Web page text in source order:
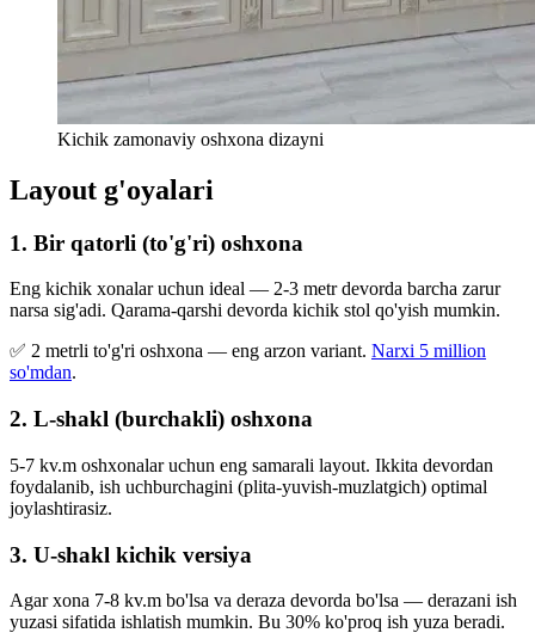
Kichik zamonaviy oshxona dizayni
Layout g'oyalari
1. Bir qatorli (to'g'ri) oshxona
Eng kichik xonalar uchun ideal — 2-3 metr devorda barcha zarur
narsa sig'adi. Qarama-qarshi devorda kichik stol qo'yish mumkin.
✅ 2 metrli to'g'ri oshxona — eng arzon variant. Narxi 5 million
so'mdan.
2. L-shakl (burchakli) oshxona
5-7 kv.m oshxonalar uchun eng samarali layout. Ikkita devordan
foydalanib, ish uchburchagini (plita-yuvish-muzlatgich) optimal
joylashtirasiz.
3. U-shakl kichik versiya
Agar xona 7-8 kv.m bo'lsa va deraza devorda bo'lsa — derazani ish
yuzasi sifatida ishlatish mumkin. Bu 30% ko'proq ish yuza beradi.